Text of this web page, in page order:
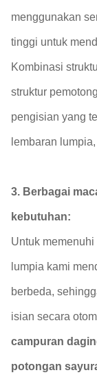
menggunakan
tinggi untuk
Kombinasi
struktur
pengisian yang
lembaran
3. Berbagai
kebutuhan:
Untuk
lumpia kami
berbeda,
isian secara
campuran
potongan